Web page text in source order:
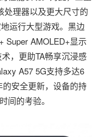
处理器以及更大尺寸的
运行大型游戏。黑边
Super AMOLED+显示
，更助TA畅享沉浸感
A57 5G支持多达6
安全更新，设备的持
间的考验。